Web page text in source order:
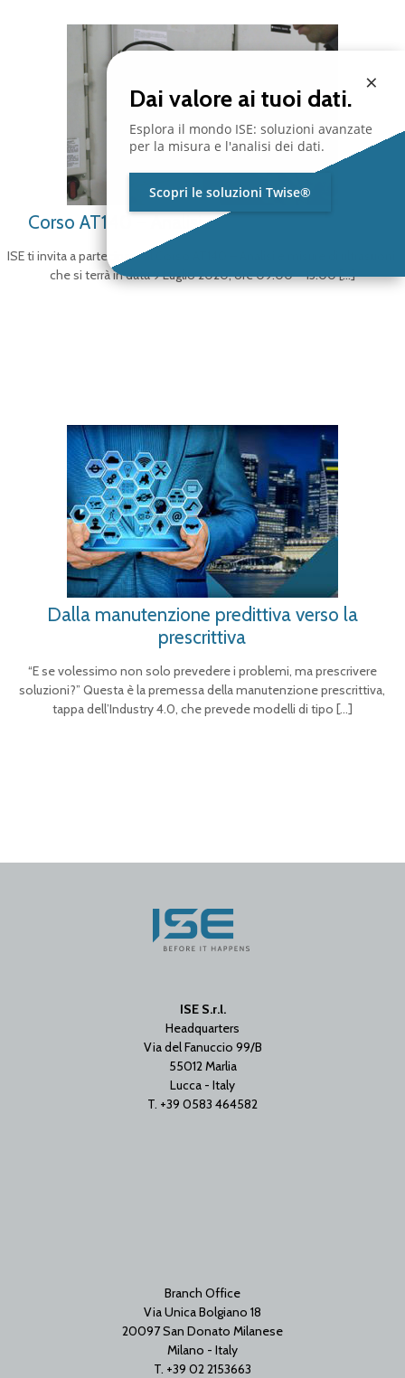
Corso AT140 – Analisi e misure di ultrasuoni
ISE ti invita a partecipare al Corso AT140 – Analisi e misure di ultrasuoni
che si terrà in data 9 Luglio 2020, ore 09:00 – 13:00[…]
Dalla manutenzione predittiva verso la
prescrittiva
“E se volessimo non solo prevedere i problemi, ma prescrivere
soluzioni?” Questa è la premessa della manutenzione prescrittiva,
tappa dell’Industry 4.0, che prevede modelli di tipo […]
ISE S.r.l.
Headquarters
Via del Fanuccio 99/B
55012 Marlia
Lucca - Italy
T. +39 0583 464582
Branch Office
Via Unica Bolgiano 18
20097 San Donato Milanese
Milano - Italy
T. +39 02 2153663
×
Dai valore ai tuoi dati.
Esplora il mondo ISE: soluzioni avanzate
per la misura e l'analisi dei dati.
Scopri le soluzioni Twise®